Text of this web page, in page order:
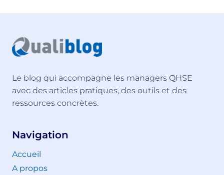
Le blog qui accompagne les managers QHSE
avec des articles pratiques, des outils et des
ressources concrètes.
Navigation
Accueil
A propos